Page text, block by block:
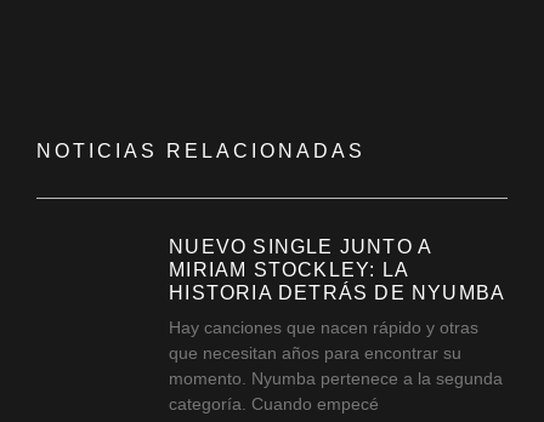
NOTICIAS RELACIONADAS
NUEVO SINGLE JUNTO A
MIRIAM STOCKLEY: LA
HISTORIA DETRÁS DE NYUMBA
Hay canciones que nacen rápido y otras
que necesitan años para encontrar su
momento. Nyumba pertenece a la segunda
categoría. Cuando empecé